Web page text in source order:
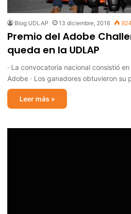
Blog UDLAP 13 diciembre, 2016 924
Premio del Adobe
queda en la UDLAP
· La convocatoria nacional consistió
Adobe · Los ganadores obtuvieron su
Leer más »